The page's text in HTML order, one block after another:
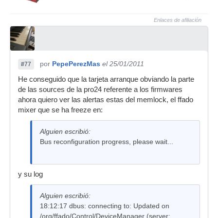
jackd ............. jackd version 0.120.1 tmpdir
flags ........... -L/usr/lib64 -ljack -lpthread -lrt
libraw1394 ........ 2.0.4
flags ........... -lraw1394
libavc1394 ........ Package libavc1394 was not
found in the pkg-config search path.
Perhaps you should add the directory containing
`libavc1394.pc'
No package 'libavc1394' found
flags ........... Package libavc1394 was not found
in the pkg-config search path.
Perhaps you should add the directory containing
Enlaces de afiliación
#77 por PepePerezMas el 25/01/2011
He conseguido que la tarjeta arranque obviando la parte
de las sources de la pro24 referente a los firmwares
ahora quiero ver las alertas estas del memlock, el ffado
mixer que se ha freeze en:
Alguien escribió:
Bus reconfiguration progress, please wait...
y su log
Alguien escribió:
18:12:17 dbus: connecting to: Updated on
/org/ffado/Control/DeviceManager (server: